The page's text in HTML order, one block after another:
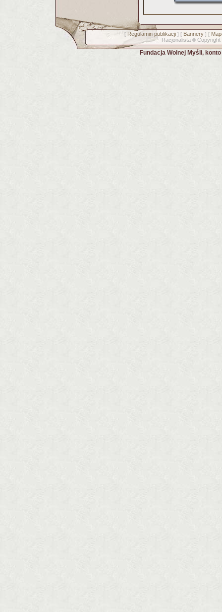
[ Regulamin publikacji] [ Bannery] [
Racjonalista © Copyright
Fundacja Wolnej Myśli,